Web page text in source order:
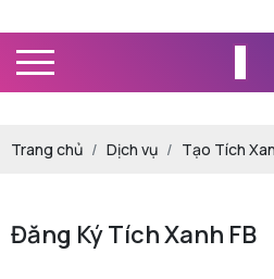
Trang chủ Dịch vụ Tạo Tích
Đăng Ký Tích Xanh FB